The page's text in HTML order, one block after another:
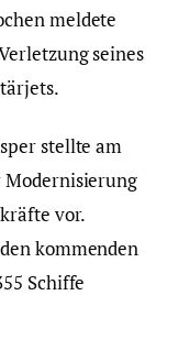
meldete
seines
stellte am
vor.
kommenden
Schiffe